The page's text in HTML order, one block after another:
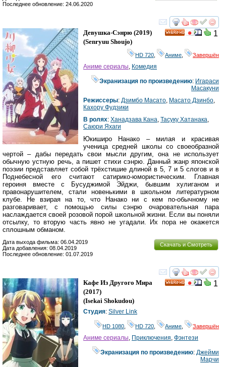
Последнее обновление: 24.06.2020
смотреть
1
Девушка-Сэнрю (2019)
(Senryuu Shoujo)
HD 720 Аниме Завершён
Аниме сериалы, Комедия
Экранизация по произведению: Игараси
Масакуни
Режиссеры: Дзимбо Масато, Масато Дзинбо,
Кахору Фудзики
В ролях: Ханадзава Кана, Тасуку Хатанака,
Саюри Яхаги
Юкиширо Нанако – милая и красивая
ученица средней школы со своеобразной
чертой – дабы передать свои мысли другим, она не использует
обычную устную речь, а пишет стихи сэнрю. Данный жанр японской
поэзии представляет собой трёхстишие длиной в 5, 7 и 5 слогов и в
Поднебесной его считают сатирико-юмористическим. Главная
героиня вместе с Бусуджимой Эйджи, бывшим хулиганом и
правонарушителем, стали новенькими в школьном литературном
клубе. Не взирая на то, что Нанако ни с кем по-обычному не
разговаривает, с помощью силы сэнрю очаровательная пара
наслаждается своей розовой порой школьной жизни. Если вы поняли
отсылку, то вторую часть явно не угадали. Их пора не окажется
сплошным обманом.
Скачать и Смотреть
Дата выхода фильма: 06.04.2019
Дата добавления: 08.04.2019
Последнее обновление: 01.07.2019
смотреть
1
Кафе Из Другого Мира
(2017)
(Isekai Shokudou)
Студия: Silver Link
HD 1080 HD 720 Аниме Завершён
Аниме сериалы Приключения Фэнтези
Экранизация по произведению: Джейми
Марчи